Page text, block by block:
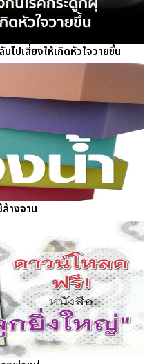
ไปเสี่ยงให้เกิดหัวใจวายขึ้น
างจาน